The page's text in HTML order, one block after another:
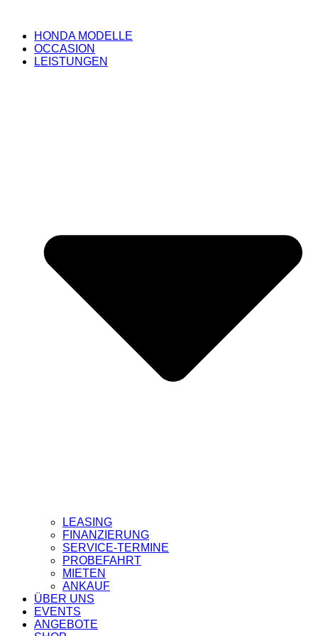
HONDA MODELLE
OCCASION
LEISTUNGEN
LEASING
FINANZIERUNG
SERVICE-TERMINE
PROBEFAHRT
MIETEN
ANKAUF
ÜBER UNS
EVENTS
ANGEBOTE